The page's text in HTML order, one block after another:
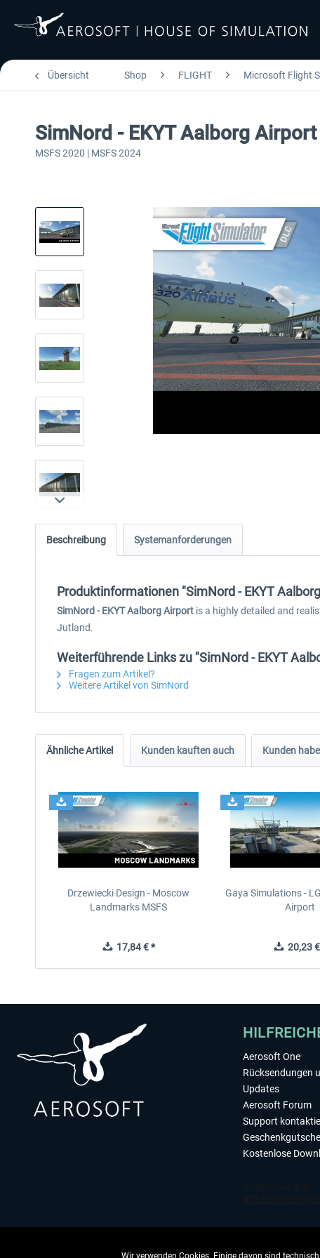
Übersicht Shop FLIGHT Microsoft Flight
SimNord - EKYT Aalborg Airport
MSFS 2020 | MSFS 2024
Beschreibung Systemanforderungen
Produktinformationen "SimNord - EKYT
SimNord - EKYT Aalborg Airport is a highly detailed and
Jutland.
Weiterführende Links zu "SimNord - EKYT
Fragen zum Artikel?
Weitere Artikel von SimNord
Ähnliche Artikel Kunden kauften auch Kunden
Drzewiecki Design - Moscow
Landmarks MSFS
17,84 € *
Gaya Simulations -
Airport
20,23
Aerosoft One
Rücksendungen
Updates
Aerosoft Forum
Support
Kostenlose
Wir verwenden Cookies. Einige davon sind